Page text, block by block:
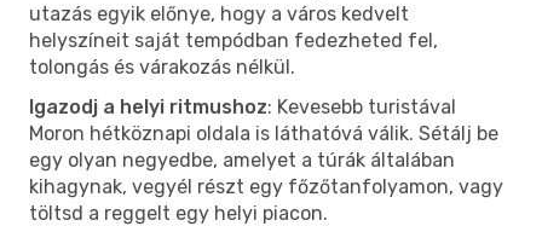
utazás egyik előnye, hogy a város kedvelt
helyszíneit saját tempódban fedezheted fel,
tolongás és várakozás nélkül.
Igazodj a helyi ritmushoz: Kevesebb turistával
Moron hétköznapi oldala is láthatóvá válik. Sétálj be
egy olyan negyedbe, amelyet a túrák általában
kihagynak, vegyél részt egy főzőtanfolyamon, vagy
töltsd a reggelt egy helyi piacon.